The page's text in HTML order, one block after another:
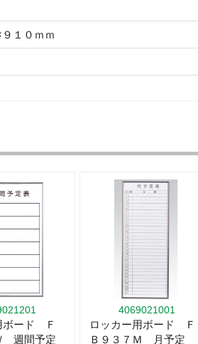
１０ｍｍ
ボード Ｆ
週間予定
4069021001
ロッカー用ボード Ｆ
Ｂ９３７Ｍ 月予定